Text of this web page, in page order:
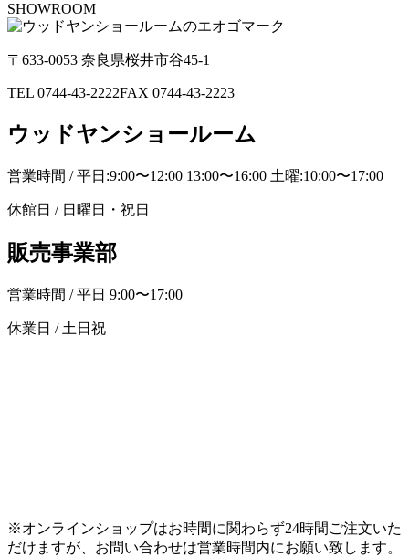
SHOWROOM
〒633-0053 奈良県桜井市谷45-1
TEL 0744-43-2222FAX 0744-43-2223
ウッドヤンショールーム
営業時間 / 平日:9:00〜12:00 13:00〜16:00 土曜:10:00〜17:00
休館日 / 日曜日・祝日
販売事業部
営業時間 / 平日 9:00〜17:00
休業日 / 土日祝
※オンラインショップはお時間に関わらず24時間ご注文いた
だけますが、お問い合わせは営業時間内にお願い致します。